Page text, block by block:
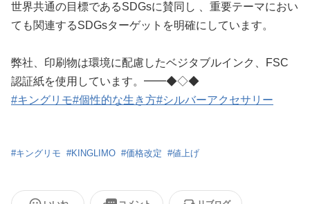
世界共通の目標であるSDGsに賛同し 、重要テーマにおい
ても関連するSDGsターゲットを明確にしています。
弊社、印刷物は環境に配慮したベジタブルインク、FSC
認証紙を使用しています。━━◆◇◆
#キングリモ#個性的な生き方#シルバーアクセサリー
#キングリモ #KINGLIMO #価格改定 #値上げ